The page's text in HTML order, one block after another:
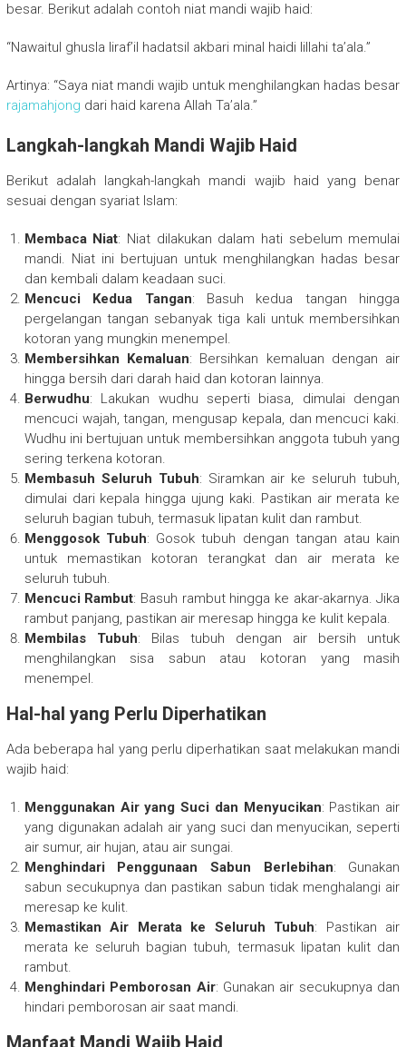
besar. Berikut adalah contoh niat mandi wajib haid:
“Nawaitul ghusla liraf’il hadatsil akbari minal haidi lillahi ta’ala.”
Artinya: “Saya niat mandi wajib untuk menghilangkan hadas besar
rajamahjong dari haid karena Allah Ta’ala.”
Langkah-langkah Mandi Wajib Haid
Berikut adalah langkah-langkah mandi wajib haid yang benar
sesuai dengan syariat Islam:
Membaca Niat: Niat dilakukan dalam hati sebelum memulai
mandi. Niat ini bertujuan untuk menghilangkan hadas besar
dan kembali dalam keadaan suci.
Mencuci Kedua Tangan: Basuh kedua tangan hingga
pergelangan tangan sebanyak tiga kali untuk membersihkan
kotoran yang mungkin menempel.
Membersihkan Kemaluan: Bersihkan kemaluan dengan air
hingga bersih dari darah haid dan kotoran lainnya.
Berwudhu: Lakukan wudhu seperti biasa, dimulai dengan
mencuci wajah, tangan, mengusap kepala, dan mencuci kaki.
Wudhu ini bertujuan untuk membersihkan anggota tubuh yang
sering terkena kotoran.
Membasuh Seluruh Tubuh: Siramkan air ke seluruh tubuh,
dimulai dari kepala hingga ujung kaki. Pastikan air merata ke
seluruh bagian tubuh, termasuk lipatan kulit dan rambut.
Menggosok Tubuh: Gosok tubuh dengan tangan atau kain
untuk memastikan kotoran terangkat dan air merata ke
seluruh tubuh.
Mencuci Rambut: Basuh rambut hingga ke akar-akarnya. Jika
rambut panjang, pastikan air meresap hingga ke kulit kepala.
Membilas Tubuh: Bilas tubuh dengan air bersih untuk
menghilangkan sisa sabun atau kotoran yang masih
menempel.
Hal-hal yang Perlu Diperhatikan
Ada beberapa hal yang perlu diperhatikan saat melakukan mandi
wajib haid:
Menggunakan Air yang Suci dan Menyucikan: Pastikan air
yang digunakan adalah air yang suci dan menyucikan, seperti
air sumur, air hujan, atau air sungai.
Menghindari Penggunaan Sabun Berlebihan: Gunakan
sabun secukupnya dan pastikan sabun tidak menghalangi air
meresap ke kulit.
Memastikan Air Merata ke Seluruh Tubuh: Pastikan air
merata ke seluruh bagian tubuh, termasuk lipatan kulit dan
rambut.
Menghindari Pemborosan Air: Gunakan air secukupnya dan
hindari pemborosan air saat mandi.
Manfaat Mandi Wajib Haid